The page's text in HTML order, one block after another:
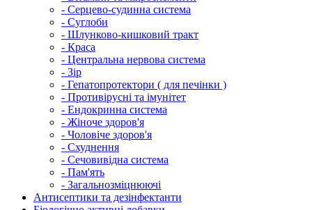
- Серцево-судинна система
- Суглоби
- Шлунково-кишковий тракт
- Краса
- Центральна нервова система
- Зір
- Гепатопротектори ( для печінки )
- Противірусні та імунітет
- Ендокринна система
- Жіноче здоров'я
- Чоловіче здоров'я
- Схуднення
- Сечовивідна система
- Пам'ять
- Загальнозміцнюючі
Антисептики та дезінфектанти